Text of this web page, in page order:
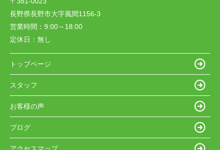
長野県長野市大字風間1156-3
営業時間： 9:00～18:00
定休日： 無し
トップページ
スタッフ
お客様の声
ブログ
アクセスマップ